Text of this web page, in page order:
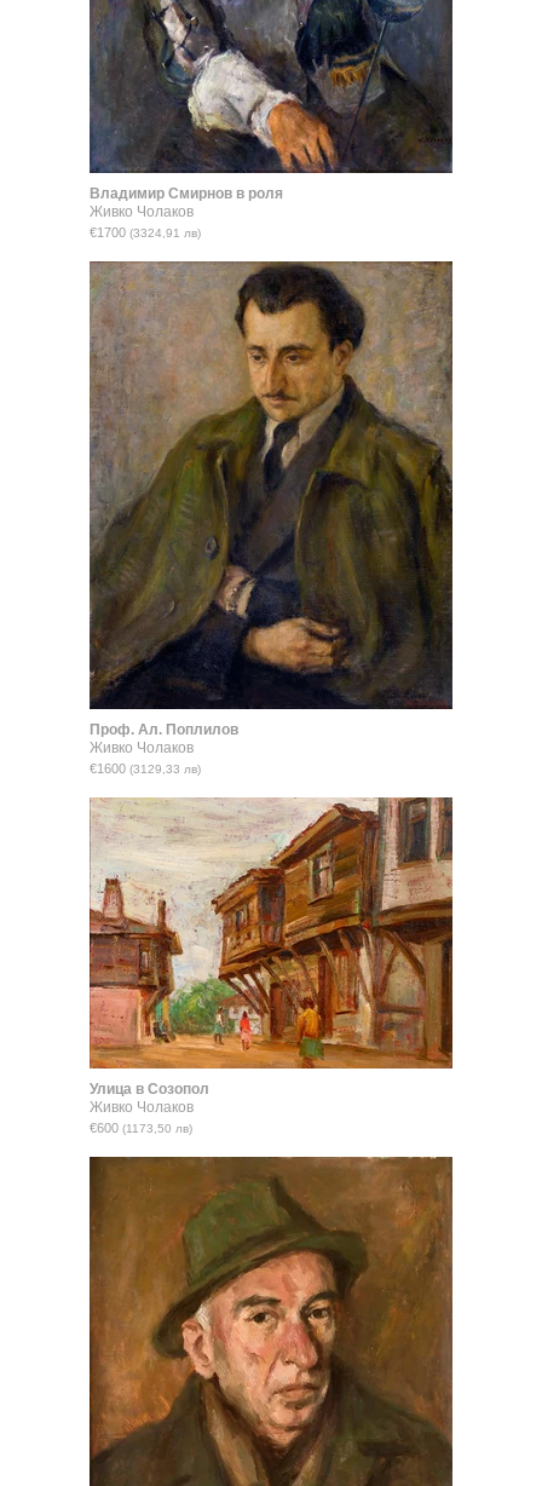
Владимир Смирнов в роля
Живко Чолаков
€1700 (3324,91 лв)
Проф. Ал. Поплилов
Живко Чолаков
€1600 (3129,33 лв)
Улица в Созопол
Живко Чолаков
€600 (1173,50 лв)